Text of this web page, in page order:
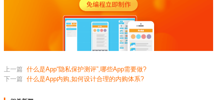
上一篇 什么是App“隐私保护测评”,哪些App需要做?
下一篇 什么是App内购,如何设计合理的内购体系?